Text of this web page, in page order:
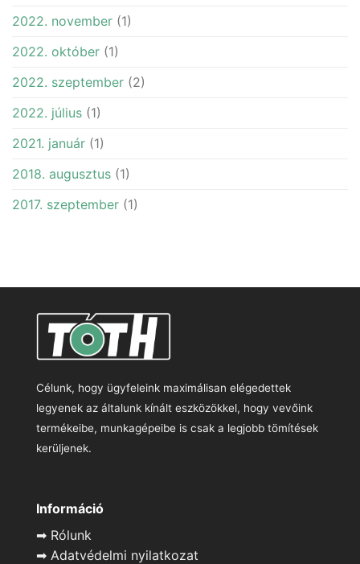
2022. november (1)
2022. október (1)
2022. szeptember (2)
2022. július (1)
2021. január (1)
2018. augusztus (1)
2017. szeptember (1)
Célunk, hogy ügyfeleink maximálisan elégedettek
legyenek az általunk kínált eszközökkel, hogy vevőink
termékeibe, munkagépeibe is csak a legjobb tömítések
kerüljenek.
Információ
➡ Rólunk
➡ Adatvédelmi nyilatkozat